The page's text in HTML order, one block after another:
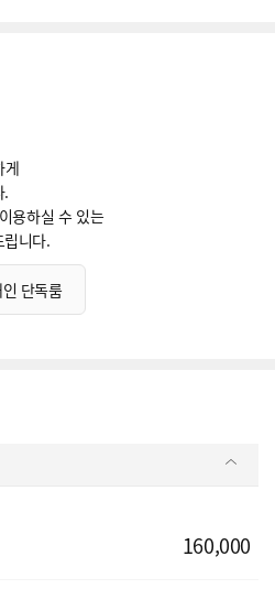
게
.
용하실 수 있는
니다.
단독룸
160,000